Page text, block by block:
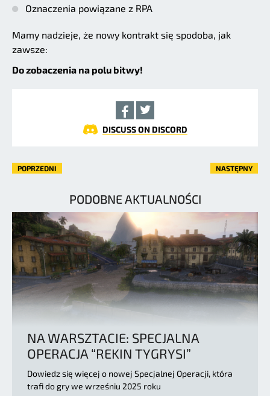
Oznaczenia powiązane z RPA
Mamy nadzieje, że nowy kontrakt się spodoba, jak
zawsze:
Do zobaczenia na polu bitwy!
DISCUSS ON DISCORD
POPRZEDNI NASTĘPNY
PODOBNE AKTUALNOŚCI
NA WARSZTACIE: SPECJALNA
OPERACJA “REKIN TYGRYSI”
Dowiedz się więcej o nowej Specjalnej Operacji, która
trafi do gry we wrześniu 2025 roku